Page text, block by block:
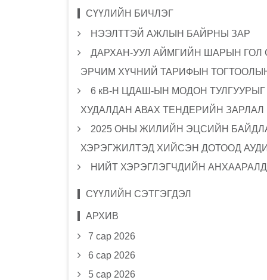
СҮҮЛИЙН БИЧЛЭГ
НЭЭЛТТЭЙ АЖЛЫН БАЙРНЫ ЗАР
ДАРХАН-УУЛ АЙМГИЙН ШАРЫН ГОЛ
ЭРЧИМ ХҮЧНИЙ ТАРИФЫН
6 кВ-Н ЦДАШ-ЫН МОДОН
ХУДАЛДАН АВАХ ТЕНДЕРИЙН ЗАРЛАЛ
2025 ОНЫ ЖИЛИЙН ЭЦСИЙН
ХЭРЭГЖИЛТЭД ХИЙСЭН ДОТООД
НИЙТ ХЭРЭГЛЭГЧДИЙН АНХААРАЛД
СҮҮЛИЙН СЭТГЭГДЭЛ
АРХИВ
7 сар 2026
6 сар 2026
5 сар 2026